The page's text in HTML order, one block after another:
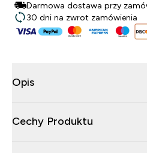
Darmowa dostawa przy
30 dni na zwrot zamówienia
Opis
Cechy Produktu